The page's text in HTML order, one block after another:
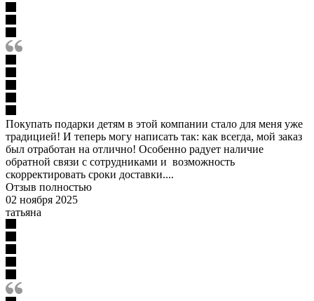
Покупать подарки детям в этой компании стало для меня уже
традицией! И теперь могу написать так: как всегда, мой заказ
был отработан на отлично! Особенно радует наличие
обратной связи с сотрудниками и возможность
скорректировать сроки доставки....
Отзыв полностью
02 ноября 2025
татьяна